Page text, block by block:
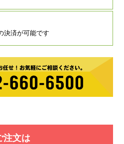
決済が可能です
注⽂は